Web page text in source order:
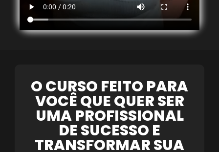
O CURSO FEITO PARA
VOCÊ QUE QUER SER
UMA PROFISSIONAL
DE SUCESSO E
TRANSFORMAR SUA